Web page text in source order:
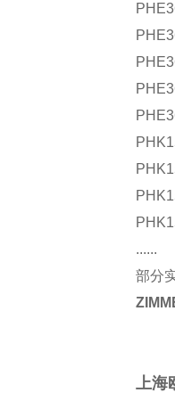
......
部分
上海